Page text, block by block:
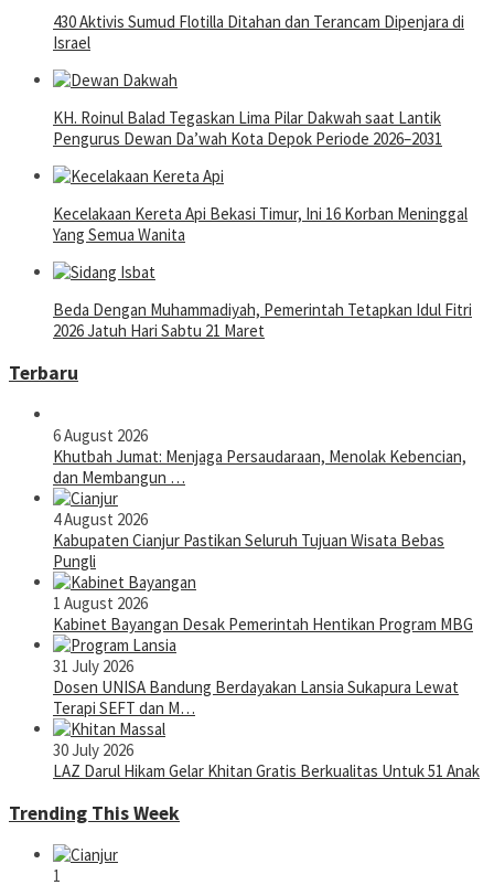
430 Aktivis Sumud Flotilla Ditahan dan Terancam Dipenjara di
Israel
KH. Roinul Balad Tegaskan Lima Pilar Dakwah saat Lantik
Pengurus Dewan Da’wah Kota Depok Periode 2026–2031
Kecelakaan Kereta Api Bekasi Timur, Ini 16 Korban Meninggal
Yang Semua Wanita
Beda Dengan Muhammadiyah, Pemerintah Tetapkan Idul Fitri
2026 Jatuh Hari Sabtu 21 Maret
Terbaru
6 August 2026
Khutbah Jumat: Menjaga Persaudaraan, Menolak Kebencian,
dan Membangun …
4 August 2026
Kabupaten Cianjur Pastikan Seluruh Tujuan Wisata Bebas
Pungli
1 August 2026
Kabinet Bayangan Desak Pemerintah Hentikan Program MBG
31 July 2026
Dosen UNISA Bandung Berdayakan Lansia Sukapura Lewat
Terapi SEFT dan M…
30 July 2026
LAZ Darul Hikam Gelar Khitan Gratis Berkualitas Untuk 51 Anak
Trending This Week
1